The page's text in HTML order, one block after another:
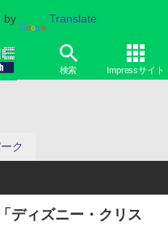
by Translate
検索 Impressサイト
ク
ディズニー・クリス